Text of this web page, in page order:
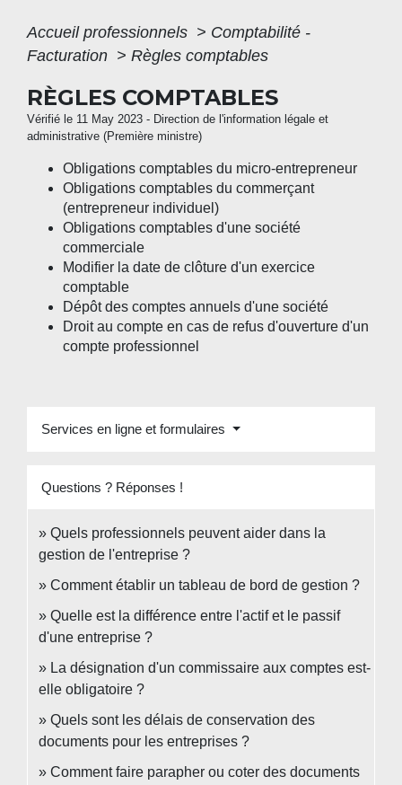
Accueil professionnels > Comptabilité -
Facturation > Règles comptables
RÈGLES COMPTABLES
Vérifié le 11 May 2023 - Direction de l'information légale et
administrative (Première ministre)
Obligations comptables du micro-entrepreneur
Obligations comptables du commerçant
(entrepreneur individuel)
Obligations comptables d'une société
commerciale
Modifier la date de clôture d'un exercice
comptable
Dépôt des comptes annuels d'une société
Droit au compte en cas de refus d'ouverture d'un
compte professionnel
Services en ligne et formulaires
Questions ? Réponses !
Quels professionnels peuvent aider dans la
gestion de l'entreprise ?
Comment établir un tableau de bord de gestion ?
Quelle est la différence entre l'actif et le passif
d'une entreprise ?
La désignation d'un commissaire aux comptes est-
elle obligatoire ?
Quels sont les délais de conservation des
documents pour les entreprises ?
Comment faire parapher ou coter des documents